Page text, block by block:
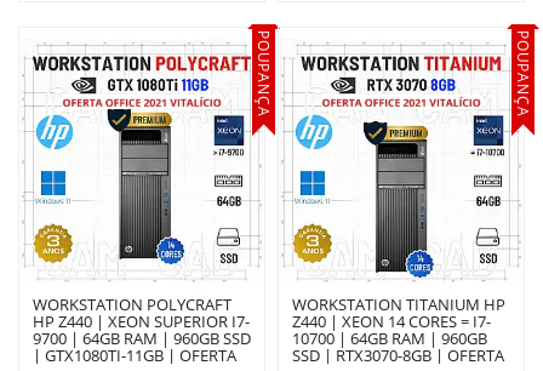
para que possa ..
ideal par..
POUPANÇA
WORKSTATION POLYCRAFT
HP Z440 | XEON SUPERIOR I7-
9700 | 64GB RAM | 960GB SSD
| GTX1080TI-11GB | OFERTA
POUPANÇA
WORKSTATION TITANIUM HP
Z440 | XEON 14 CORES = I7-
10700 | 64GB RAM | 960GB
SSD | RTX3070-8GB | OFERTA